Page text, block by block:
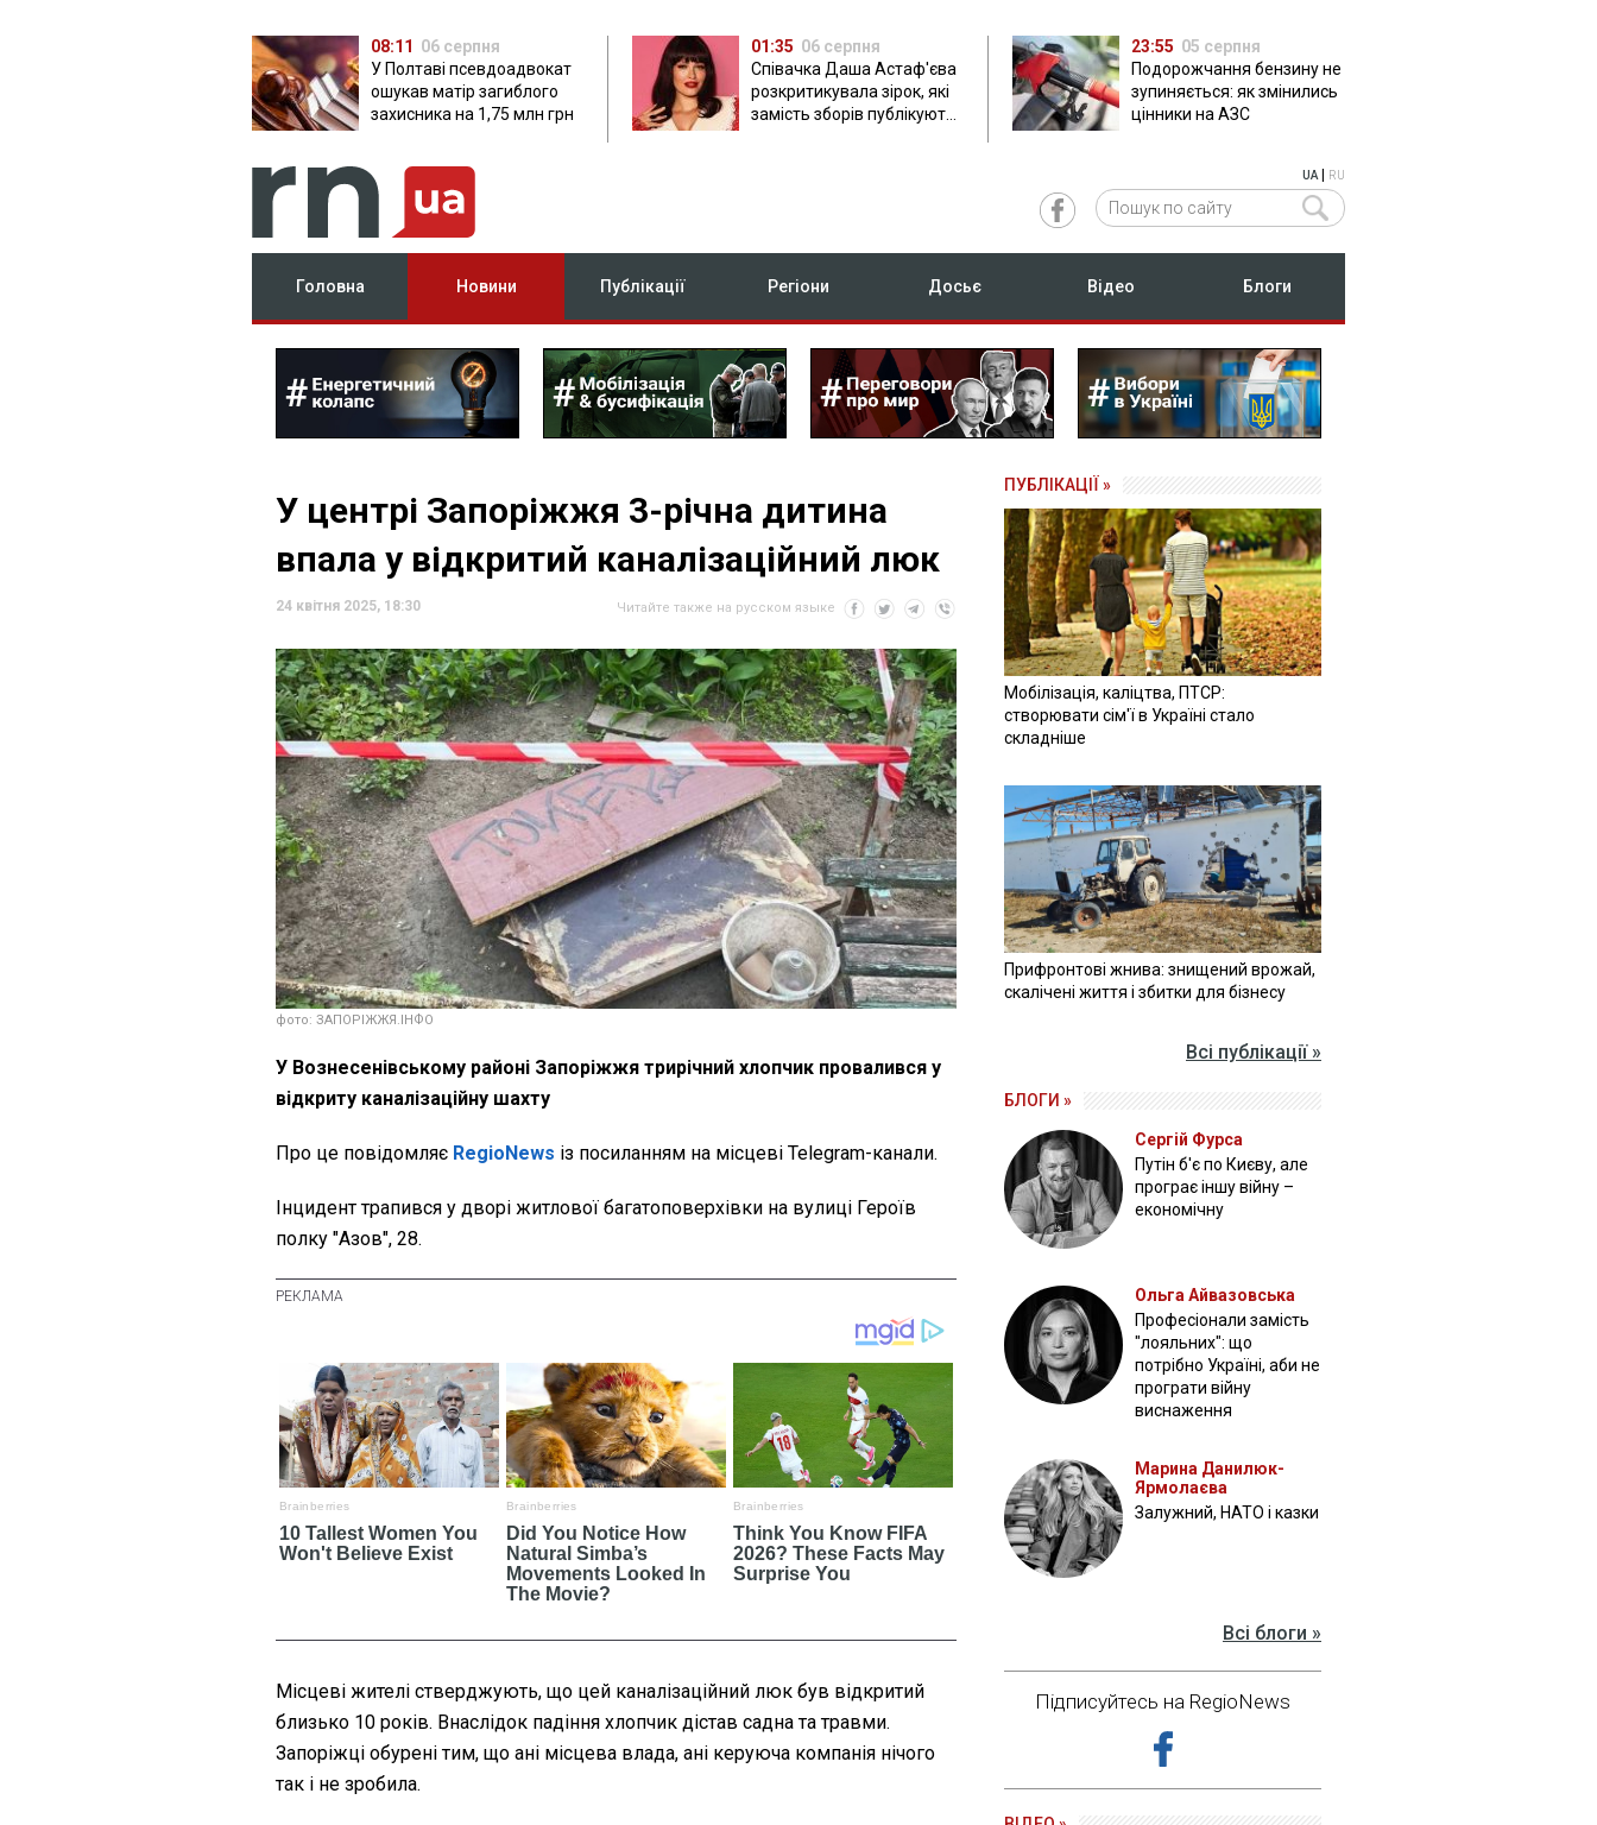
08:11 06 серпня
У Полтаві псевдоадвокат
ошукав матір загиблого
захисника на 1,75 млн грн
01:35 06 серпня
Співачка Даша Астаф'єва
розкритикувала зірок, які
замість зборів публікують
23:55 05 серпня
Подорожчання бензину не
зупиняється: як змінились
цінники на АЗС
UA| RU
Головна Новини Публікації Регіони Досьє Відео Блоги
У центрі Запоріжжя 3-річна дитина
впала у відкритий каналізаційний люк
24 квітня 2025, 18:30 Читайте также на русском языке
фото: ЗАПОРІЖЖЯ.ІНФО
У Вознесенівському районі Запоріжжя трирічний хлопчик провалився у
відкриту каналізаційну шахту
Про це повідомляє RegioNews із посиланням на місцеві Telegram-канали.
Інцидент трапився у дворі житлової багатоповерхівки на вулиці Героїв
полку "Азов", 28.
Місцеві жителі стверджують, що цей каналізаційний люк був відкритий
близько 10 років. Внаслідок падіння хлопчик дістав садна та травми.
Запоріжці обурені тим, що ані місцева влада, ані керуюча компанія нічого
так і не зробила.
ПУБЛІКАЦІЇ »
Мобілізація, каліцтва, ПТСР:
створювати сім'ї в Україні стало
складніше
Прифронтові жнива: знищений врожай,
скалічені життя і збитки для бізнесу
Всі публікації »
БЛОГИ »
Сергій Фурса
Путін б'є по Києву, але
програє іншу війну –
економічну
Ольга Айвазовська
Професіонали замість
"лояльних": що
потрібно Україні, аби не
програти війну
виснаження
Марина Данилюк-
Ярмолаєва
Залужний, НАТО і казки
Всі блоги »
Підписуйтесь на RegioNews